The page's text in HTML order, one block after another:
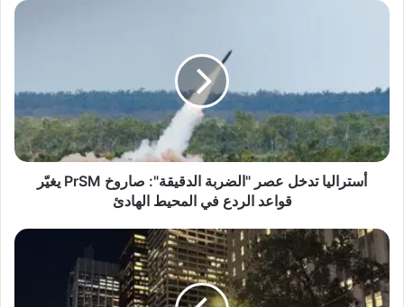
أ
ا
ا
ت
ع
ر
"
أستراليا تدخل عصر "الضربة الدقيقة": صاروخ PrSM يغيّر
قواعد الردع في المحيط الهادئ
ا
ل
ا